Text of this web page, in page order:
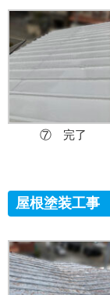
⑦ 完了
屋根塗装工